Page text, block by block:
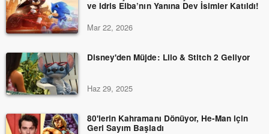
ve Idris Elba’nın Yanına Dev İsimler Katıldı!
Mar 22, 2026
Disney'den Müjde: Lilo & Stitch 2 Geliyor
Haz 29, 2025
80'lerin Kahramanı Dönüyor, He-Man için
Geri Sayım Başladı